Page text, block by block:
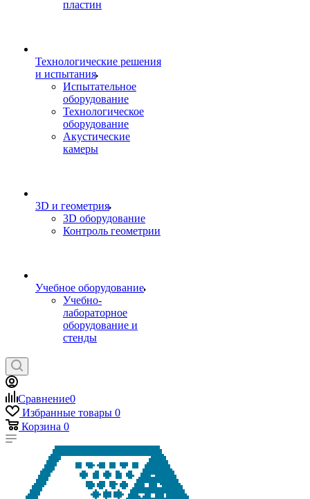
пластин
Технологические решения
и испытания
Испытательное
оборудование
Технологическое
оборудование
Акустические
камеры
3D и геометрия
3D оборудование
Контроль геометрии
Учебное оборудование
Учебно-
лабораторное
оборудование и
стенды
Сравнение0
Избранные товары 0
Корзина 0